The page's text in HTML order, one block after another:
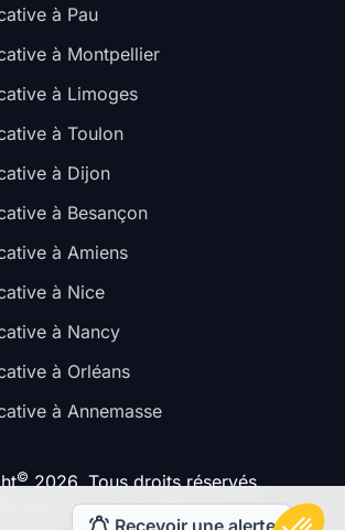
Recevoir une alerte
à Pau
à Montpellier
à Limoges
à Toulon
à Dijon
à Besançon
à Amiens
à Nice
à Nancy
à Orléans
à Annemasse
©2026. Tous droits réservés.
à Lyon & Paris.